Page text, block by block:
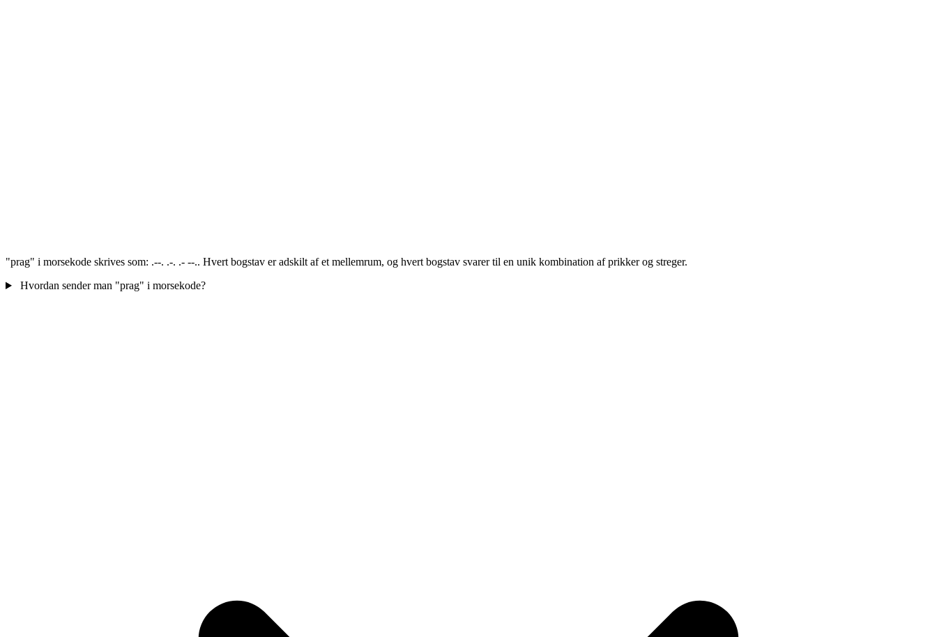
"prag" i morsekode skrives som: .--. .-. .- --.. Hvert bogstav er adskilt af et mellemrum, og hvert bogstav svarer til en unik kombination af prikker og streger.
Hvordan sender man "prag" i morsekode?